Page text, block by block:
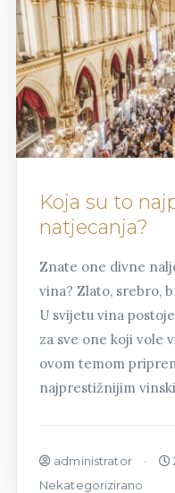
Koja su to
natjecanja?
Znate one divne
vina? Zlato, srebro,
U svijetu vina
za sve one koji vole
ovom temom
najprestižnijim
administrator
Nekategorizirano